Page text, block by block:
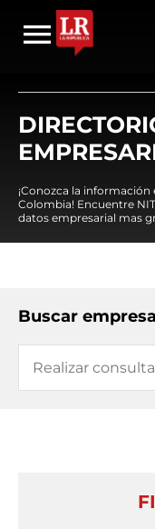
¡Conozca la
Colombia! Encuentre
datos empresarial mas
Buscar empresa